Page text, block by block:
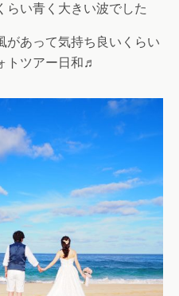
らい青く大きい波でした
があって気持ち良いくらい
トツアー日和♬